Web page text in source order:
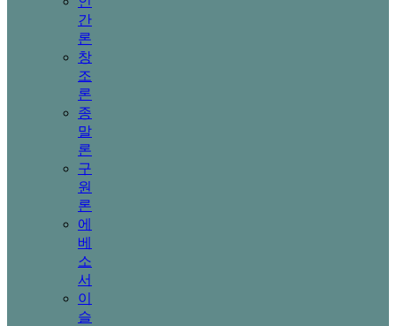
간
론
창
조
론
종
말
론
구
원
론
에
베
소
서
이
슬